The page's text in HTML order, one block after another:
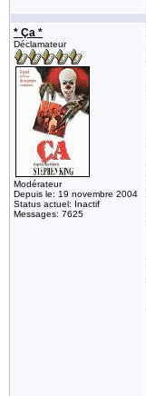
* Ça *
Déclamateur
Modérateur
Depuis le: 19 novembre 2004
Status actuel: Inactif
Messages: 7625